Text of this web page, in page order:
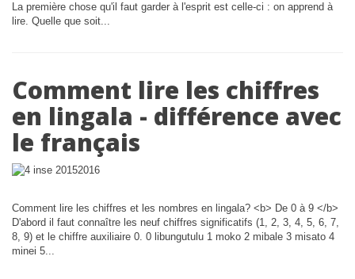
La première chose qu'il faut garder à l'esprit est celle-ci : on apprend à
lire. Quelle que soit...
Comment lire les chiffres
en lingala - différence avec
le français
Comment lire les chiffres et les nombres en lingala? <b> De 0 à 9 </b>
D'abord il faut connaître les neuf chiffres significatifs (1, 2, 3, 4, 5, 6, 7,
8, 9) et le chiffre auxiliaire 0. 0 libungutulu 1 moko 2 mibale 3 misato 4
minei 5...